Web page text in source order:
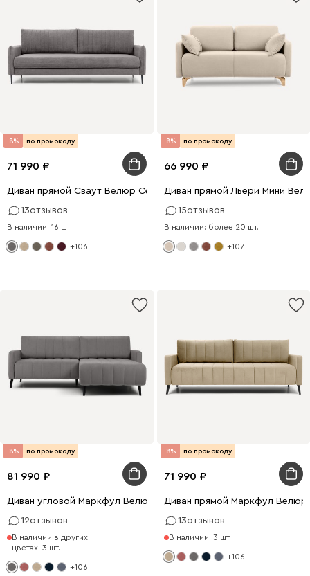
-8% по промокоду
71 990
Диван прямой Сваут Велюр Серый
13отзывов
В наличии: 16 шт.
+106
-8% по промокоду
66 990
Диван прямой Льери Мини
15отзывов
В наличии: более 20 шт.
+107
-8% по промокоду
81 990
Диван угловой Маркфул Велюр Серый
12отзывов
В наличии в других
цветах: 3 шт.
+106
-8% по промокоду
71 990
Диван прямой Маркфул Велюр
13отзывов
В наличии: 3 шт.
+106